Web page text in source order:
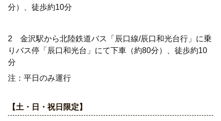
分）、徒歩約10分
2 金沢駅から北陸鉄道バス「辰口線/辰口和光台行」に乗
りバス停「辰口和光台」にて下車（約80分）、徒歩約10
分
注：平日のみ運行
【土・日・祝日限定】